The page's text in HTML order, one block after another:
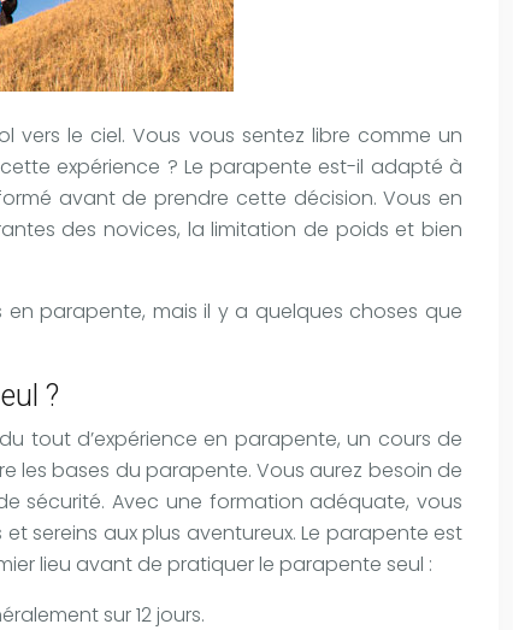
le ciel. Vous vous sentez libre comme un
expérience ? Le parapente est-il adapté à
avant de prendre cette décision. Vous en
des novices, la limitation de poids et bien
parapente, mais il y a quelques choses que
?
tout d’expérience en parapente, un cours de
les bases du parapente. Vous aurez besoin de
sécurité. Avec une formation adéquate, vous
sereins aux plus aventureux. Le parapente est
lieu avant de pratiquer le parapente seul :
sur 12 jours.